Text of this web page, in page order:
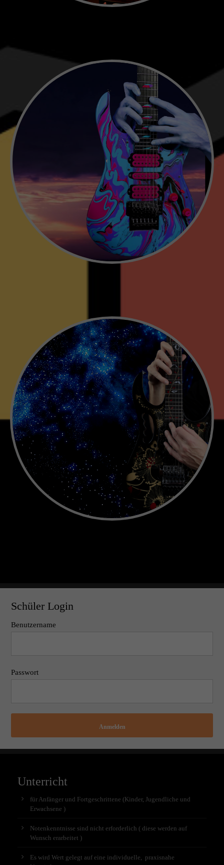
Schüler Login
Benutzername
Passwort
Anmelden
Unterricht
für Anfänger und Fortgeschrittene (Kinder, Jugendliche und
Erwachsene )
Notenkenntnisse sind nicht erforderlich ( diese werden auf
Wunsch erarbeitet )
Es wird Wert gelegt auf eine individuelle, praxisnahe